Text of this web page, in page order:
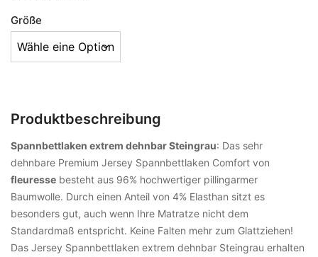
Größe
Produktbeschreibung
Spannbettlaken extrem dehnbar Steingrau: Das sehr
dehnbare Premium Jersey Spannbettlaken Comfort von
fleuresse besteht aus 96% hochwertiger pillingarmer
Baumwolle. Durch einen Anteil von 4% Elasthan sitzt es
besonders gut, auch wenn Ihre Matratze nicht dem
Standardmaß entspricht. Keine Falten mehr zum Glattziehen!
Das Jersey Spannbettlaken extrem dehnbar Steingrau erhalten